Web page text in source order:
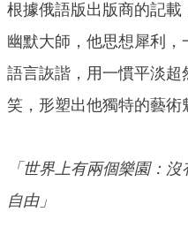
根據俄語版出版商的記載
幽默大師，他思想犀利
語言詼諧，用一慣平淡
笑，形塑出他獨特的藝術
「世界上有兩個樂園：
自由」